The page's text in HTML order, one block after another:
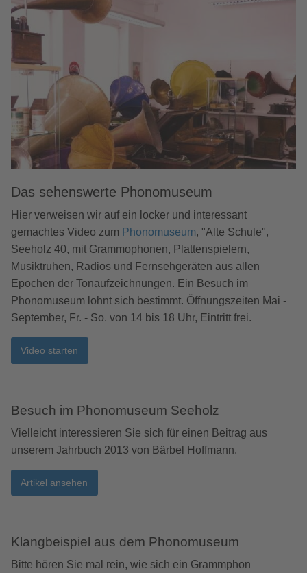
Das sehenswerte Phonomuseum
Hier verweisen wir auf ein locker und interessant
gemachtes Video zum Phonomuseum, "Alte Schule",
Seeholz 40, mit Grammophonen, Plattenspielern,
Musiktruhen, Radios und Fernsehgeräten aus allen
Epochen der Tonaufzeichnungen. Ein Besuch im
Phonomuseum lohnt sich bestimmt. Öffnungszeiten Mai -
September, Fr. - So. von 14 bis 18 Uhr, Eintritt frei.
Video starten
Besuch im Phonomuseum Seeholz
Vielleicht interessieren Sie sich für einen Beitrag aus
unserem Jahrbuch 2013 von Bärbel Hoffmann.
Artikel ansehen
Klangbeispiel aus dem Phonomuseum
Bitte hören Sie mal rein, wie sich ein Grammphon